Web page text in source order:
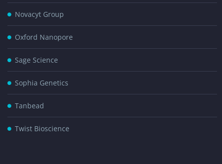
Novacyt Group
Oxford Nanopore
Sage Science
Sophia Genetics
Tanbead
Twist Bioscience